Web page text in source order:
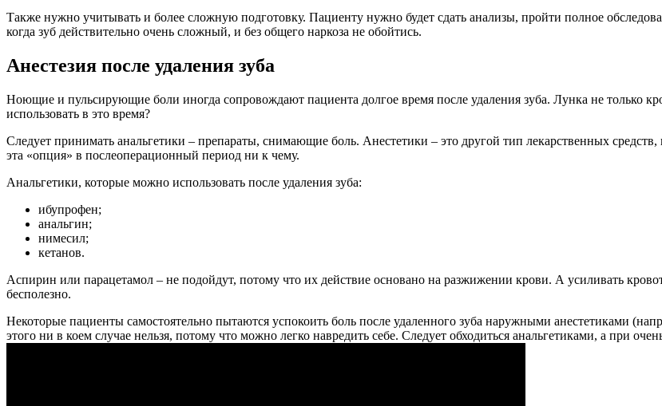
Также нужно учитывать и более сложную подготовку. Пациенту нужно будет сдать анализы, пройти полное
когда зуб действительно очень сложный, и без общего наркоза не обойтись.
Анестезия после удаления зуба
Ноющие и пульсирующие боли иногда сопровождают пациента долгое время после удаления зуба. Лунка не только
использовать в это время?
Следует принимать анальгетики – препараты, снимающие боль. Анестетики – это другой тип лекарственных средств,
эта «опция» в послеоперационный период ни к чему.
Анальгетики, которые можно использовать после удаления зуба:
ибупрофен;
анальгин;
нимесил;
кетанов.
Аспирин или парацетамол – не подойдут, потому что их действие основано на разжижении крови. А усиливать
бесполезно.
Некоторые пациенты самостоятельно пытаются успокоить боль после удаленного зуба наружными анестетиками
этого ни в коем случае нельзя, потому что можно легко навредить себе. Следует обходиться анальгетиками, а при